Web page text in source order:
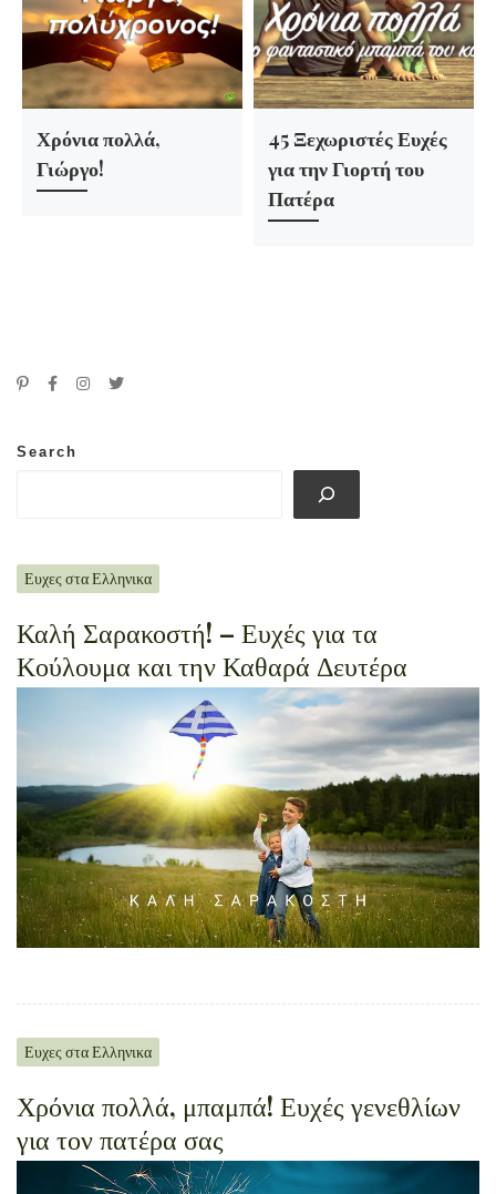
Χρόνια πολλά,
Γιώργο!
45 Ξεχωριστές Ευχές
για την Γιορτή του
Πατέρα
Search
Ευχες στα Ελληνικα
Καλή Σαρακοστή! – Ευχές για τα
Κούλουμα και την Καθαρά Δευτέρα
Ευχες στα Ελληνικα
Χρόνια πολλά, μπαμπά! Ευχές γενεθλίων
για τον πατέρα σας